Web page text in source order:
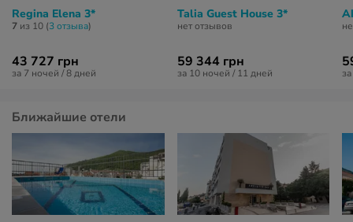
Regina Elena 3*
7 из 10 (3 отзывa)
43 727 грн
за 7 ночей / 8 дней
Talia Guest House 3*
нет отзывов
59 344 грн
за 10 ночей / 11 дней
Ближайшие отели